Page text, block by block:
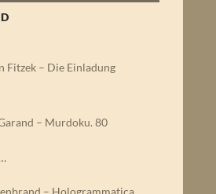
Fitzek – Die Einladung
– Murdoku. 80
– Hologrammatica